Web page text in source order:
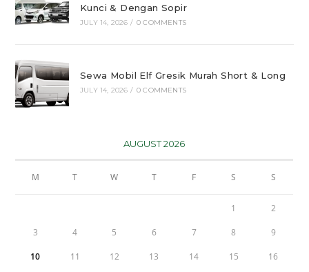
Kunci & Dengan Sopir
JULY 14, 2026 / 0 COMMENTS
Sewa Mobil Elf Gresik Murah Short & Long
JULY 14, 2026 / 0 COMMENTS
AUGUST 2026
M T W T F S S
1 2
3 4 5 6 7 8 9
10 11 12 13 14 15 16